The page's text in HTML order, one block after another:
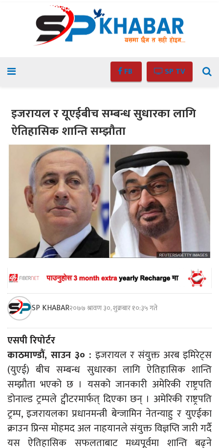
FB SP TV
इजरायल र यूएईबीच सम्बन्ध सुधारका लागि
ऐतिहासिक शान्ति सम्झौता
SP KHABAR२०७७ श्रावण ३०, शुक्रबार १०:३५ गते
एसपी रिपोर्टर
काठमाण्डौं, साउन ३० : इजरायल र संयुक्त अरब इमिरेट्स
(युएई) बीच सम्बन्ध सुधारका लागि ऐतिहासिक शान्ति
सम्झौता भएको छ । यसको जानकारी अमेरिकी राष्ट्रपति
डोनाल्ड ट्रम्पले ट्वीटरमार्फत् दिएका छन् । अमेरिकी राष्ट्रपति
ट्रम्प, इजरायलका प्रधानमन्त्री बेन्जामिन नेतन्याहु र युएईका
क्राउन प्रिन्स मोहमद अल नाहयानले संयुक्त विज्ञप्ति जारी गर्दै
यस ऐतिहासिक सफलताबाट मध्यपूर्वमा शान्ति बढ्ने